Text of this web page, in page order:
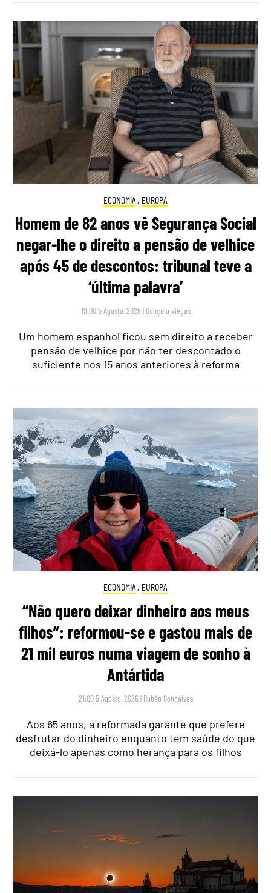
ECONOMIA , EUROPA
Homem de 82 anos vê Segurança Social
negar-lhe o direito a pensão de velhice
após 45 de descontos: tribunal teve a
‘última palavra’
19:00 5 Agosto, 2026 | Gonçalo Viegas
Um homem espanhol ficou sem direito a receber
pensão de velhice por não ter descontado o
suficiente nos 15 anos anteriores à reforma
ECONOMIA , EUROPA
“Não quero deixar dinheiro aos meus
filhos”: reformou-se e gastou mais de
21 mil euros numa viagem de sonho à
Antártida
21:00 5 Agosto, 2026 | Rubén Gonçalves
Aos 65 anos, a reformada garante que prefere
desfrutar do dinheiro enquanto tem saúde do que
deixá-lo apenas como herança para os filhos